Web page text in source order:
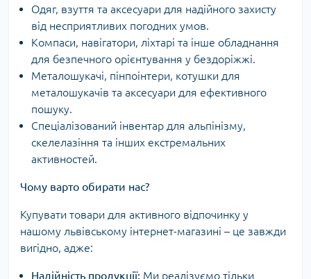
Одяг, взуття та аксесуари для надійного захисту
від несприятливих погодних умов.
Компаси, навігатори, ліхтарі та інше обладнання
для безпечного орієнтування у бездоріжжі.
Металошукачі, пінпоінтери, котушки для
металошукачів та аксесуари для ефективного
пошуку.
Спеціалізований інвентар для альпінізму,
скелелазіння та інших екстремальних
активностей.
Чому варто обирати нас?
Купувати товари для активного відпочинку у
нашому львівському інтернет-магазині – це завжди
вигідно, адже:
Надійність продукції: Ми реалізуємо тільки